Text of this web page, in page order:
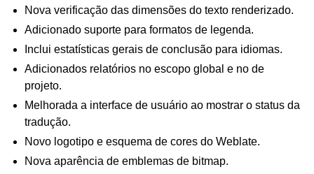
Nova verificação das dimensões do texto renderizado.
Adicionado suporte para formatos de legenda.
Inclui estatísticas gerais de conclusão para idiomas.
Adicionados relatórios no escopo global e no de
projeto.
Melhorada a interface de usuário ao mostrar o status da
tradução.
Novo logotipo e esquema de cores do Weblate.
Nova aparência de emblemas de bitmap.